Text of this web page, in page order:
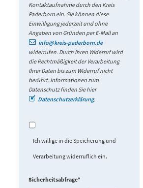
Kontaktaufnahme durch den Kreis
Paderborn ein. Sie können diese
Einwilligung jederzeit und ohne
Angaben von Gründen per E-Mail an
info@kreis-paderborn.de
widerrufen. Durch Ihren Widerruf wird
die Rechtmäßigkeit der Verarbeitung
Ihrer Daten bis zum Widerruf nicht
berührt. Informationen zum
Datenschutz finden Sie hier
Datenschutzerklärung.
Ich willige in die Speicherung und
Verarbeitung widerruflich ein.
Sicherheitsabfrage*